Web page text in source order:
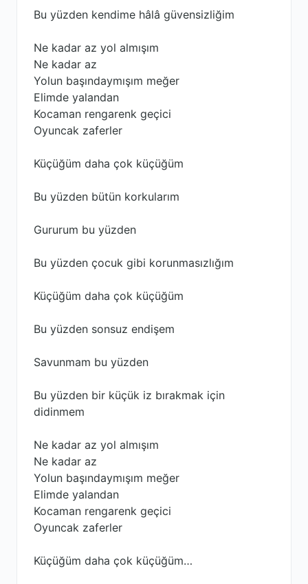
Bu yüzden kendime hâlâ güvensizliğim
Ne kadar az yol almışım
Ne kadar az
Yolun başındaymışım meğer
Elimde yalandan
Kocaman rengarenk geçici
Oyuncak zaferler
Küçüğüm daha çok küçüğüm
Bu yüzden bütün korkularım
Gururum bu yüzden
Bu yüzden çocuk gibi korunmasızlığım
Küçüğüm daha çok küçüğüm
Bu yüzden sonsuz endişem
Savunmam bu yüzden
Bu yüzden bir küçük iz bırakmak için
didinmem
Ne kadar az yol almışım
Ne kadar az
Yolun başındaymışım meğer
Elimde yalandan
Kocaman rengarenk geçici
Oyuncak zaferler
Küçüğüm daha çok küçüğüm…